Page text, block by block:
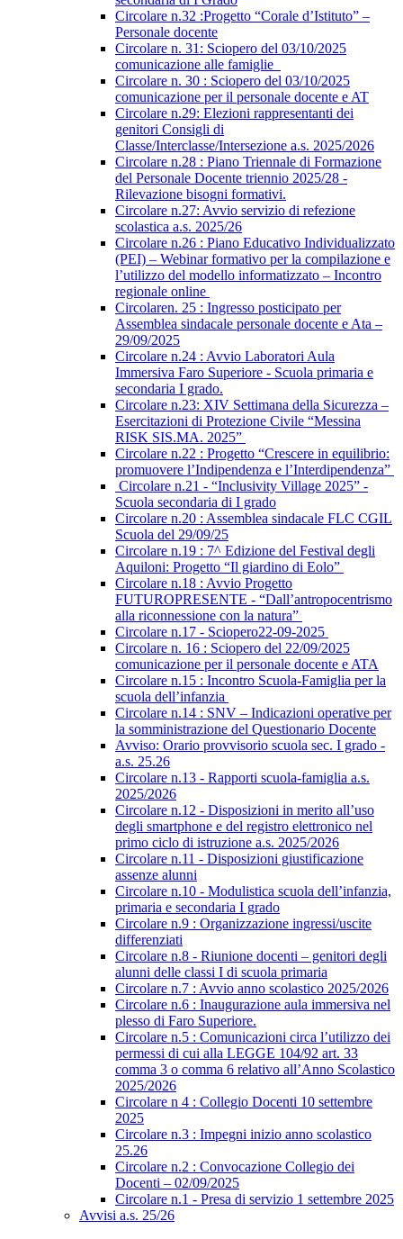
Circolare n.32 :Progetto “Corale d’Istituto” –
Personale docente
Circolare n. 31: Sciopero del 03/10/2025
comunicazione alle famiglie
Circolare n. 30 : Sciopero del 03/10/2025
comunicazione per il personale docente e AT
Circolare n.29: Elezioni rappresentanti dei
genitori Consigli di
Classe/Interclasse/Intersezione a.s. 2025/2026
Circolare n.28 : Piano Triennale di Formazione
del Personale Docente triennio 2025/28 -
Rilevazione bisogni formativi.
Circolare n.27: Avvio servizio di refezione
scolastica a.s. 2025/26
Circolare n.26 : Piano Educativo Individualizzato
(PEI) – Webinar formativo per la compilazione e
l’utilizzo del modello informatizzato – Incontro
regionale online
Circolaren. 25 : Ingresso posticipato per
Assemblea sindacale personale docente e Ata –
29/09/2025
Circolare n.24 : Avvio Laboratori Aula
Immersiva Faro Superiore - Scuola primaria e
secondaria I grado.
Circolare n.23: XIV Settimana della Sicurezza –
Esercitazioni di Protezione Civile “Messina
RISK SIS.MA. 2025”
Circolare n.22 : Progetto “Crescere in equilibrio:
promuovere l’Indipendenza e l’Interdipendenza”
Circolare n.21 - “Inclusivity Village 2025” -
Scuola secondaria di I grado
Circolare n.20 : Assemblea sindacale FLC CGIL
Scuola del 29/09/25
Circolare n.19 : 7^ Edizione del Festival degli
Aquiloni: Progetto “Il giardino di Eolo”
Circolare n.18 : Avvio Progetto
FUTUROPRESENTE - “Dall’antropocentrismo
alla riconnessione con la natura”
Circolare n.17 - Sciopero22-09-2025
Circolare n. 16 : Sciopero del 22/09/2025
comunicazione per il personale docente e ATA
Circolare n.15 : Incontro Scuola-Famiglia per la
scuola dell’infanzia
Circolare n.14 : SNV – Indicazioni operative per
la somministrazione del Questionario Docente
Avviso: Orario provvisorio scuola sec. I grado -
a.s. 25.26
Circolare n.13 - Rapporti scuola-famiglia a.s.
2025/2026
Circolare n.12 - Disposizioni in merito all’uso
degli smartphone e del registro elettronico nel
primo ciclo di istruzione a.s. 2025/2026
Circolare n.11 - Disposizioni giustificazione
assenze alunni
Circolare n.10 - Modulistica scuola dell’infanzia,
primaria e secondaria I grado
Circolare n.9 : Organizzazione ingressi/uscite
differenziati
Circolare n.8 - Riunione docenti – genitori degli
alunni delle classi I di scuola primaria
Circolare n.7 : Avvio anno scolastico 2025/2026
Circolare n.6 : Inaugurazione aula immersiva nel
plesso di Faro Superiore.
Circolare n.5 : Comunicazioni circa l’utilizzo dei
permessi di cui alla LEGGE 104/92 art. 33
comma 3 o comma 6 relativo all’Anno Scolastico
2025/2026
Circolare n 4 : Collegio Docenti 10 settembre
2025
Circolare n.3 : Impegni inizio anno scolastico
25.26
Circolare n.2 : Convocazione Collegio dei
Docenti – 02/09/2025
Circolare n.1 - Presa di servizio 1 settembre 2025
Avvisi a.s. 25/26